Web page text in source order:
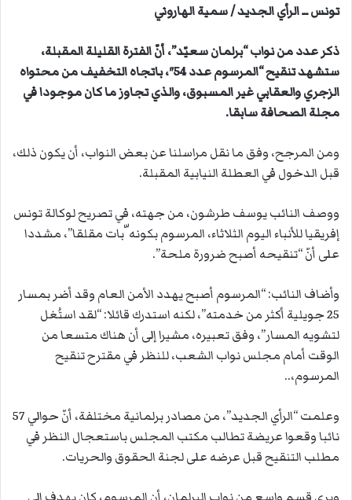
ت
و
ي
ا
تونس ــ الرأي الجديد / سمية الهاروني
ذكر عدد من نواب “برلمان سعيّد”، أنّ الفترة القليلة المقبلة،
ستشهد تنقيح “المرسوم عدد 54″، باتجاه التخفيف من محتواه
الزجري والعقابي غير المسبوق، والذي تجاوز ما كان موجودا في
مجلة الصحافة سابقا.
ومن المرجح، وفق ما نقل مراسلنا عن بعض النواب، أن يكون ذلك،
قبل الدخول في العطلة النيابية المقبلة.
ووصف النائب يوسف طرشون، من جهته، في تصريح لوكالة تونس
إفريقيا للأنباء اليوم الثلاثاء، المرسوم بكونه ّبات مقلقا”، مشددا
على أنّ “تنقيحه أصبح ضرورة ملحة”.
وأضاف النائب: “المرسوم أصبح يهدد الأمن العام وقد أضر بمسار
25 جويلية أكثر من خدمته”، لكنه استدرك قائلا: “لقد استُغل
لتشويه المسار”، وفق تعبيره، مشيرا إلى أن هناك متسعا من
الوقت أمام مجلس نواب الشعب، للنظر في مقترح تنقيح
المرسوم،..
وعلمت “الرأي الجديد”، من مصادر برلمانية مختلفة، أنّ حوالي 57
نائبا وقعوا عريضة تطالب مكتب المجلس باستعجال النظر في
مطلب التنقيح قبل عرضه على لجنة الحقوق والحريات.